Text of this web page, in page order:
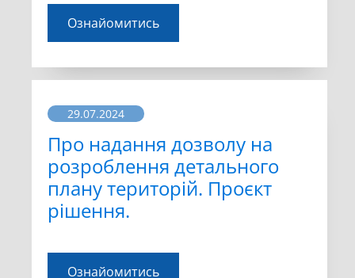
Ознайомитись
29.07.2024
Про надання дозволу на
розроблення детального
плану територій. Проєкт
рішення.
Ознайомитись